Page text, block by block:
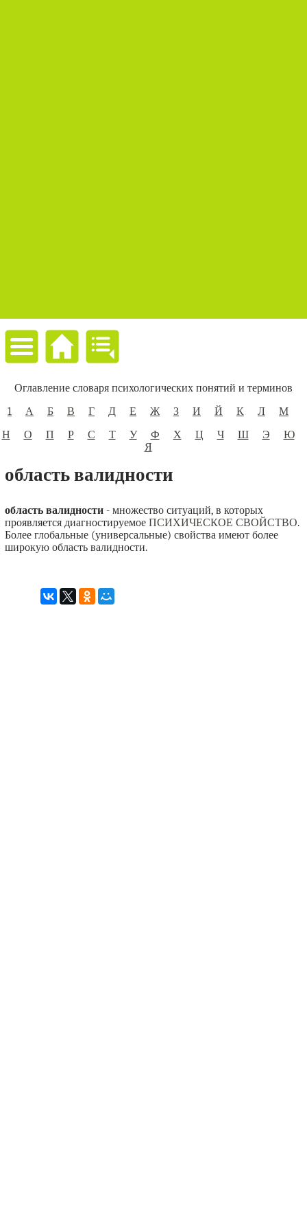
Оглавление словаря психологических понятий и терминов
1
А Б В Г Д Е Ж З И Й К Л
М
Н
О П Р С Т У Ф Х Ц Ч Ш Э
Ю
Я
область валидности
область валидности- множество ситуаций, в которых
проявляется диагностируемое ПСИХИЧЕСКОЕ СВОЙСТВО.
Более глобальные (универсальные) свойства имеют более
широкую область валидности.